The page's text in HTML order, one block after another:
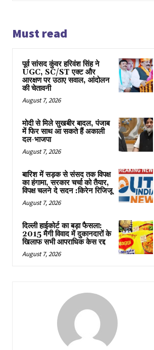
Must read
पूर्व सांसद कुंवर हरिवंश सिंह ने
UGC, SC/ST एक्ट और
आरक्षण पर उठाए सवाल, आंदोलन
की चेतावनी
August 7, 2026
मोदी से मिले सुखबीर बादल, पंजाब
में फिर साथ आ सकते हैं अकाली
दल-भाजपा
August 7, 2026
बारिश में सड़क से संसद तक विपक्ष
का हंगामा, सरकार चर्चा को तैयार,
विपक्ष चलने दे सदन :किरेन रिजिजू
August 7, 2026
दिल्ली हाईकोर्ट का बड़ा फैसला:
2015 मैगी विवाद में दुकानदारों के
खिलाफ सभी आपराधिक केस रद्द
August 7, 2026